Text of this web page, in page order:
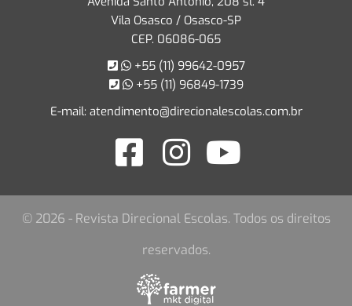
Vila Osasco / Osasco-SP
CEP. 06086-065
+55 (11) 99642-0957
+55 (11) 96849-1739
E-mail: atendimento@direcionalescolas.com.br
© 2026 - Revista Direcional Escolas. Todos os direitos
reservados.